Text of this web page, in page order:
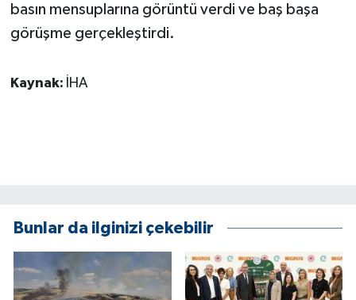
basın mensuplarına görüntü verdi ve baş başa
görüşme gerçekleştirdi.
Kaynak: İHA
Bunlar da ilginizi çekebilir
KÜLTÜR SANAT
MAGAZİN
SPOR HABERLERİ